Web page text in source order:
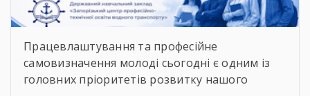
Працевлаштування та професійне
самовизначення молоді сьогодні є одним із
головних пріоритетів розвитку нашого